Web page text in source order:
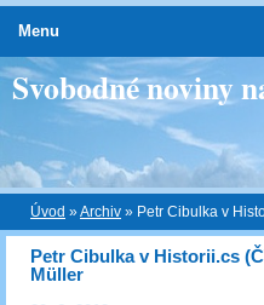
Svobodné noviny
Úvod »Archiv » Petr Cibulka v
Petr Cibulka v Historii.cs
Müller
Menu